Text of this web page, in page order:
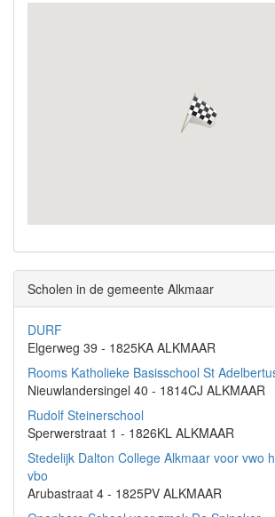
Scholen in de gemeente Alkmaar
DURF
Elgerweg 39 - 1825KA ALKMAAR
Rooms Katholieke Basisschool St
Nieuwlandersingel 40 - 1814CJ ALKMAAR
Rudolf Steinerschool
Sperwerstraat 1 - 1826KL ALKMAAR
Stedelijk Dalton College Alkmaar voor vwo
vbo
Arubastraat 4 - 1825PV ALKMAAR